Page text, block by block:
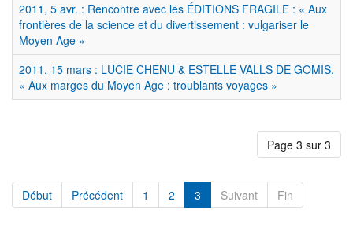
2011, 5 avr. : Rencontre avec les ÉDITIONS FRAGILE : « Aux
frontières de la science et du divertissement : vulgariser le
Moyen Age »
2011, 15 mars : LUCIE CHENU & ESTELLE VALLS DE GOMIS,
« Aux marges du Moyen Age : troublants voyages »
Page 3 sur 3
Début Précédent 1 2 3 Suivant Fin